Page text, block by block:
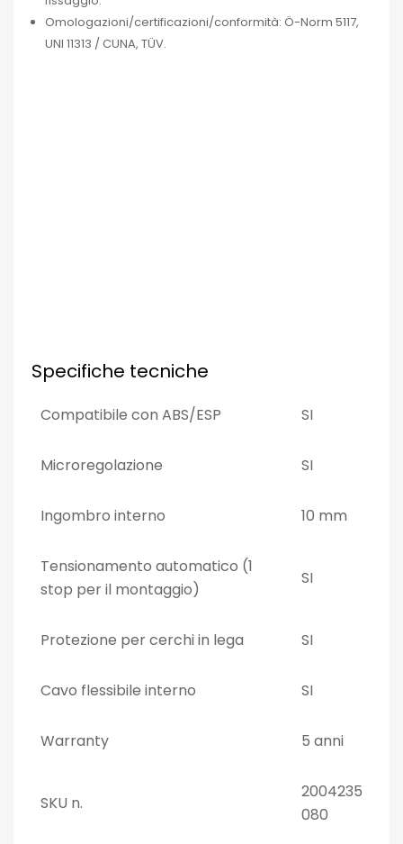
Omologazioni/certificazioni/conformità: Ö-Norm 5117,
UNI 11313 / CUNA, TÜV.
Specifiche tecniche
Compatibile con ABS/ESP SI
Microregolazione SI
Ingombro interno 10 mm
Tensionamento automatico (1
stop per il montaggio)
SI
Protezione per cerchi in lega SI
Cavo flessibile interno SI
Warranty 5 anni
SKU n.
2004235
080